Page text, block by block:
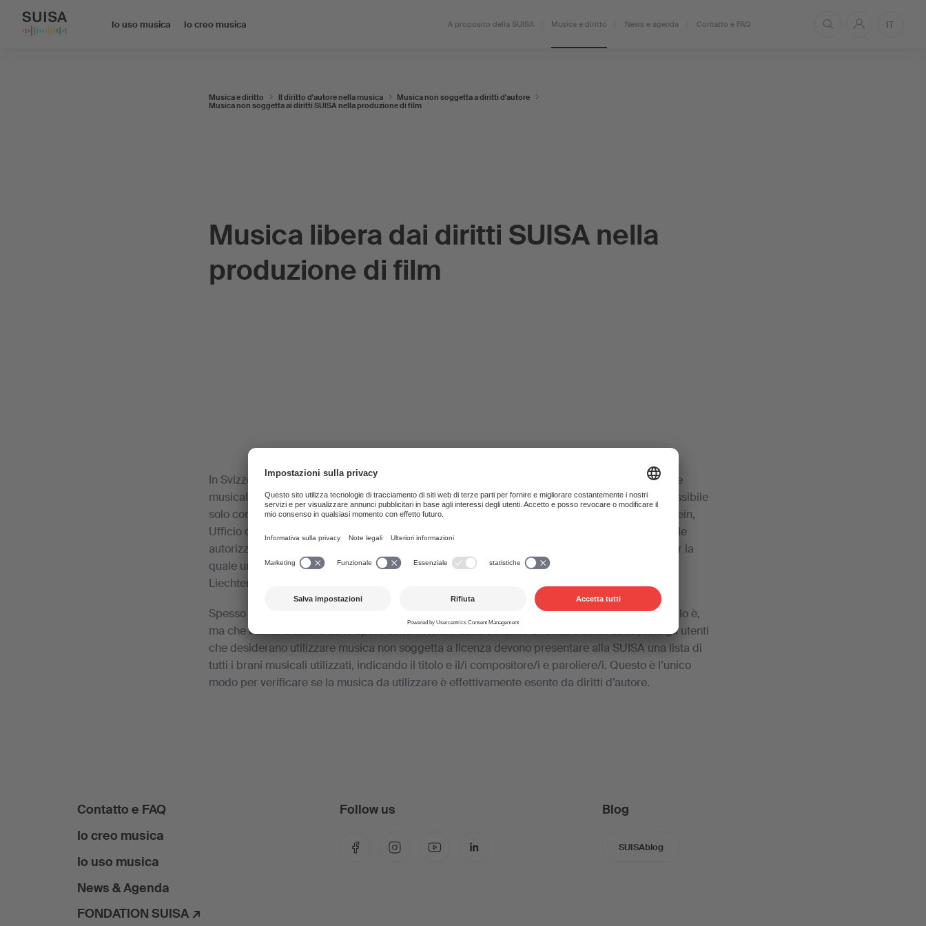
Io uso musica Io creo musica A proposito della SUISA Musica e diritto News e agenda Contatto e FAQ IT
Musica libera dai diritti SUISA nella
produzione di film
Musica e diritto Il diritto d'autore nella musica
Musica non soggetta a diritti d'autore
Musica non soggetta ai diritti SUISA nella produzione di film
In Svizzera e nel Liechtenstein la gestione dei diritti d’esecuzione e di riproduzione delle opere
musicali è soggetta alla sorveglianza statale. Ciò significa che tale gestione dei diritti è ammissibile
solo con l’autorizzazione dell’autorità di vigilanza (IPI o AfV (Amt für Volkswirtschaft Liechtenstein,
Ufficio dell'economia nazionale del Liechtenstein)). Chiunque eserciti i suddetti diritti senza tale
autorizzazione e conceda licenze è quindi perseguibile. Le offerte di musica senza licenza per la
quale una licenza è richiesta ma non è stata concessa sono quindi illegali in Svizzera e nel
Liechtenstein.
Spesso constatiamo che la musica offerta come «non soggetta a diritti d'autore» in realtà non lo è,
ma che i diritti d'autore delle opere sono detenuti dalla SUISA. Per evitare simili abusi, tutti gli utenti
che desiderano utilizzare musica non soggetta a licenza devono presentare alla SUISA una lista di
tutti i brani musicali utilizzati, indicando il titolo e il/i compositore/i e paroliere/i. Questo è l’unico
modo per verificare se la musica da utilizzare è effettivamente esente da diritti d’autore.
Contatto e FAQ
Io creo musica
Io uso musica
News & Agenda
FONDATION SUISA ↗
Follow us Blog
SUISAblog